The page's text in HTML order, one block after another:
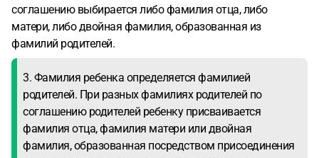
соглашению выбирается либо фамилия отца, либо
матери, либо двойная фамилия, образованная из
фамилий родителей.
3. Фамилия ребенка определяется фамилией
родителей. При разных фамилиях родителей по
соглашению родителей ребенку присваивается
фамилия отца, фамилия матери или двойная
фамилия, образованная посредством присоединения